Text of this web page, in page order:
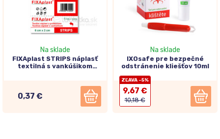
Na sklade
FIXAplast STRIPS náplasť
textilná s vankúšikom
0,37 €
Na sklade
IXOsafe pre bezpečné
odstránenie kliešťov 10ml
ZĽAVA -5%
9,67 €
10,18 €